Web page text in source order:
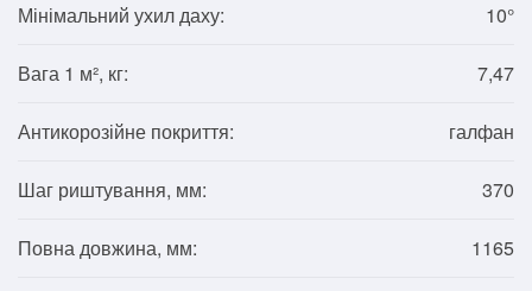
Мінімальний ухил даху: 10°
Вага 1 м², кг: 7,47
Антикорозійне покриття: галфан
Шаг риштування, мм: 370
Повна довжина, мм: 1165